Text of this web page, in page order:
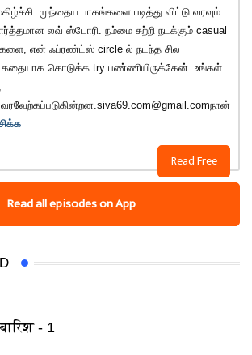
Read Free
முந்தைய பாகங்களை படித்து விட்டு வரவும்.
லவ் ஸ்டோரி. நம்மை சுற்றி நடக்கும் casual
என் ஃப்ரண்ட்ஸ் circle ல் நடந்த சில
கதையாக கொடுக்க try பண்ணியிருக்கேன். உங்கள்
Read all episodes on App
- 1